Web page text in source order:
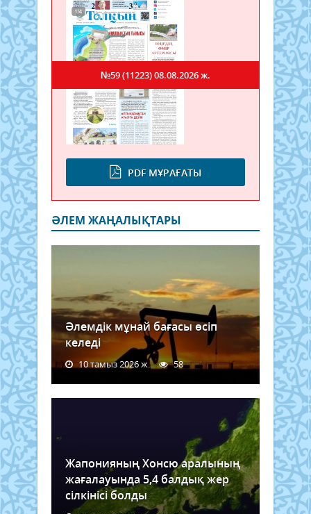
PDF МҰРАҒАТЫ
№59 (11223)08.08.2026 ж.
ӘЛЕМ ЖАҢАЛЫҚТАРЫ
Әлемдік мұнай бағасы өсіп
келеді
10 тамыз 2026 ж. 58
Жапонияның Хонсю аралының
жағалауында 5,4 балдық жер
сілкінісі болды